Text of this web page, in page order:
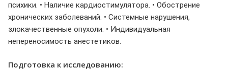
психики. • Наличие кардиостимулятора. • Обострение
хронических заболеваний. • Системные нарушения,
злокачественные опухоли. • Индивидуальная
непереносимость анестетиков.
Подготовка к исследованию: